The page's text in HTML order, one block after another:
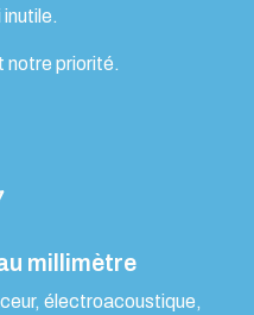
inutile.
notre priorité.
millimètre
électroacoustique,